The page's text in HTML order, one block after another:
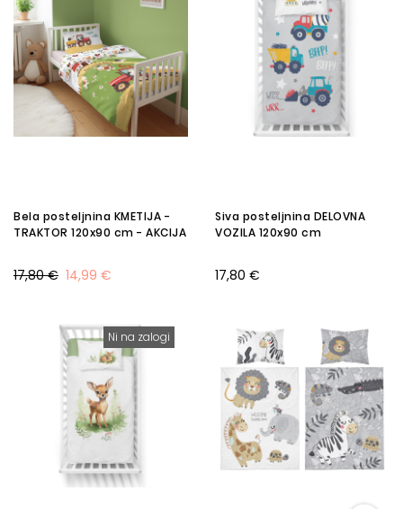
Bela posteljnina KMETIJA -
TRAKTOR 120x90 cm - AKCIJA
14,99 €
17,80 €
Siva posteljnina DELOVNA
VOZILA 120x90 cm
17,80 €
Ni na zalogi